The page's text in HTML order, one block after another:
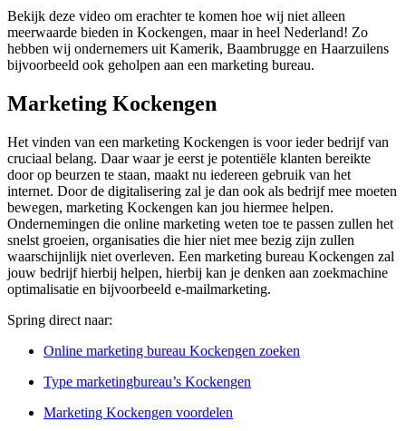
Bekijk deze video om erachter te komen hoe wij niet alleen
meerwaarde bieden in Kockengen, maar in heel Nederland! Zo
hebben wij ondernemers uit Kamerik, Baambrugge en Haarzuilens
bijvoorbeeld ook geholpen aan een marketing bureau.
Marketing Kockengen
Het vinden van een marketing Kockengen is voor ieder bedrijf van
cruciaal belang. Daar waar je eerst je potentiële klanten bereikte
door op beurzen te staan, maakt nu iedereen gebruik van het
internet. Door de digitalisering zal je dan ook als bedrijf mee moeten
bewegen, marketing Kockengen kan jou hiermee helpen.
Ondernemingen die online marketing weten toe te passen zullen het
snelst groeien, organisaties die hier niet mee bezig zijn zullen
waarschijnlijk niet overleven. Een marketing bureau Kockengen zal
jouw bedrijf hierbij helpen, hierbij kan je denken aan zoekmachine
optimalisatie en bijvoorbeeld e-mailmarketing.
Spring direct naar:
Online marketing bureau Kockengen zoeken
Type marketingbureau’s Kockengen
Marketing Kockengen voordelen